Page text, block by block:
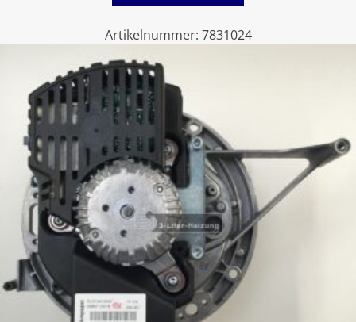
Artikelnummer: 7831024